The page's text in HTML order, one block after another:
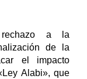
rechazo a la
de la
el impacto
Alabi», que